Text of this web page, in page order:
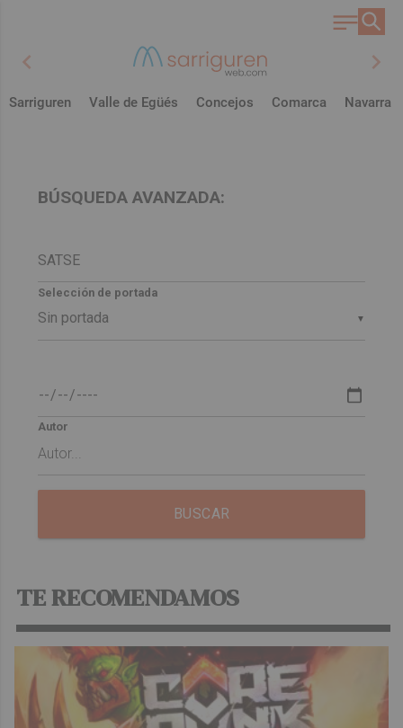
chevron_left chevron_right
Sarriguren Valle de Egüés Concejos Comarca Navarra
BÚSQUEDA AVANZADA:
▼
Selección de portada
Autor
BUSCAR
TE RECOMENDAMOS